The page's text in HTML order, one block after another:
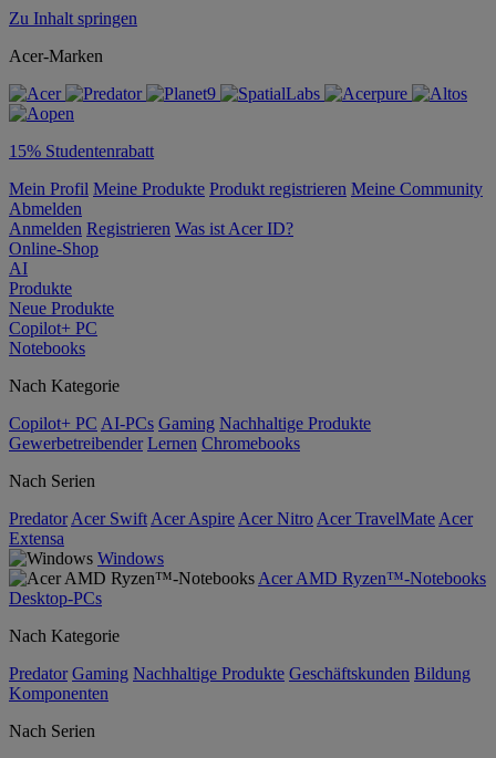
Zu Inhalt springen
Acer-Marken
15% Studentenrabatt
Mein Profil Meine Produkte Produkt registrieren Meine Community
Abmelden
Anmelden Registrieren Was ist Acer ID?
Online-Shop
AI
Produkte
Neue Produkte
Copilot+ PC
Notebooks
Nach Kategorie
Copilot+ PC AI-PCs Gaming Nachhaltige Produkte
Gewerbetreibender Lernen Chromebooks
Nach Serien
Predator Acer Swift Acer Aspire Acer Nitro Acer TravelMate Acer
Extensa
Windows
Acer AMD Ryzen™-Notebooks
Desktop-PCs
Nach Kategorie
Predator Gaming Nachhaltige Produkte Geschäftskunden Bildung
Komponenten
Nach Serien